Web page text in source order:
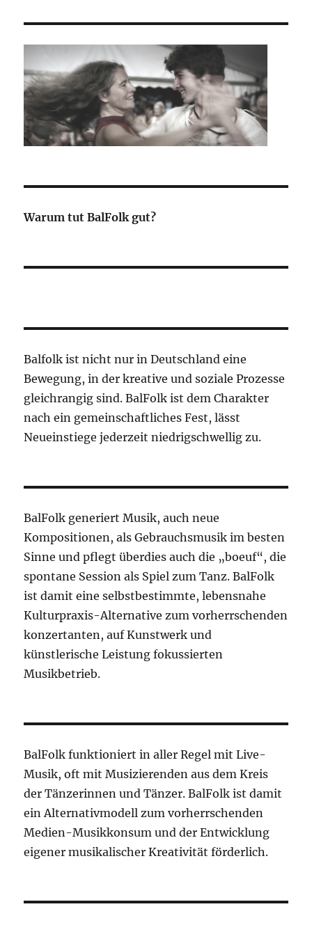
Warum tut BalFolk gut?
Balfolk ist nicht nur in Deutschland eine
Bewegung, in der kreative und soziale Prozesse
gleichrangig sind. BalFolk ist dem Charakter
nach ein gemeinschaftliches Fest, lässt
Neueinstiege jederzeit niedrigschwellig zu.
BalFolk generiert Musik, auch neue
Kompositionen, als Gebrauchsmusik im besten
Sinne und pflegt überdies auch die „boeuf“, die
spontane Session als Spiel zum Tanz. BalFolk
ist damit eine selbstbestimmte, lebensnahe
Kulturpraxis-Alternative zum vorherrschenden
konzertanten, auf Kunstwerk und
künstlerische Leistung fokussierten
Musikbetrieb.
BalFolk funktioniert in aller Regel mit Live-
Musik, oft mit Musizierenden aus dem Kreis
der Tänzerinnen und Tänzer. BalFolk ist damit
ein Alternativmodell zum vorherrschenden
Medien-Musikkonsum und der Entwicklung
eigener musikalischer Kreativität förderlich.